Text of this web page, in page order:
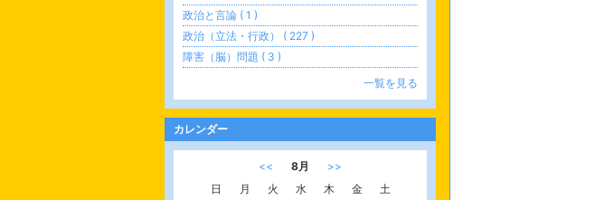
政治と言論 ( 1 )
政治（立法・行政） ( 227 )
障害（脳）問題 ( 3 )
一覧を見る
カレンダー
<< 8月
>>
日
月 火 水 木 金 土